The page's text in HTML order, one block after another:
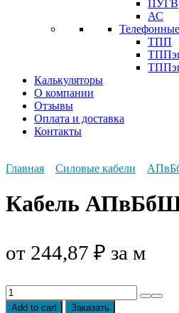
ПУГВ
АС
Телефонные
ТПП
Калькуляторы
О компании
Отзывы
Оплата и доставка
Контакты
Главная Силовые кабели
Кабель
от 244,87 ₽ за м
Кабель
АПвБбШп
Add to cart Заказать